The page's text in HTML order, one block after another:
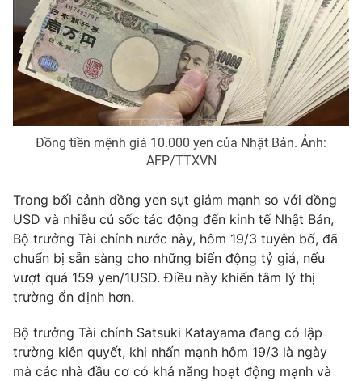
Góc doanh nghiệp
Truyền hình
Phim VTV
Hậu trường
Nhân vật
Khán giả
Giải trí
Đời sống
Du lịch
Chất lượng cuộc sống
Tuyển sinh
Học trực tuyến
Công nghệ
Hitech Công nghệ tương lai
Sản phẩm
Thị trường
Tư vấn
Giao lưu trực tuyến
Lịch phát sóng
Chuyên mục khác
Đồng tiền mệnh giá 10.000 yen của Nhật Bản. Ảnh:
AFP/TTXVN
Trong bối cảnh đồng yen sụt giảm mạnh so với đồng
USD và nhiều cú sốc tác động đến kinh tế Nhật Bản,
Bộ trưởng Tài chính nước này, hôm 19/3 tuyên bố, đã
chuẩn bị sẵn sàng cho những biến động tỷ giá, nếu
vượt quá 159 yen/1USD. Điều này khiến tâm lý thị
trường ổn định hơn.
Bộ trưởng Tài chính Satsuki Katayama đang có lập
trường kiên quyết, khi nhấn mạnh hôm 19/3 là ngày
mà các nhà đầu cơ có khả năng hoạt động mạnh và